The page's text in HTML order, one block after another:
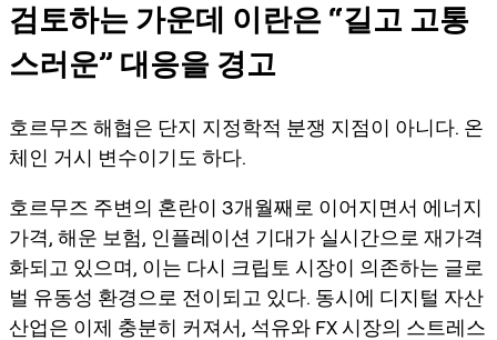
검토하는 가운데 이란은 “길고 고통
스러운” 대응을 경고
호르무즈 해협은 단지 지정학적 분쟁 지점이 아니다. 온
체인 거시 변수이기도 하다.
호르무즈 주변의 혼란이 3개월째로 이어지면서 에너지
가격, 해운 보험, 인플레이션 기대가 실시간으로 재가격
화되고 있으며, 이는 다시 크립토 시장이 의존하는 글로
벌 유동성 환경으로 전이되고 있다. 동시에 디지털 자산
산업은 이제 충분히 커져서, 석유와 FX 시장의 스트레스